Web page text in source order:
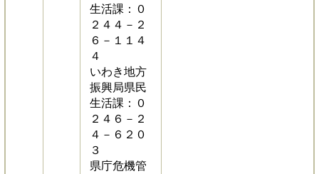
生活課：０
２４４－２
６－１１４
４
いわき地方
振興局県民
生活課：０
２４６－２
４－６２０
３
県庁危機管